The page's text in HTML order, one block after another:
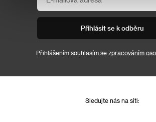
Přihlásit se k odběru
Přihlášením souhlasím se zpracováním
Sledujte nás na síti: